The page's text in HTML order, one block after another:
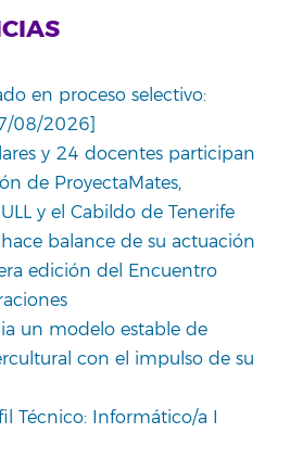
en proceso selectivo:
08/2026]
y 24 docentes participan
de ProyectaMates,
y el Cabildo de Tenerife
balance de su actuación
edición del Encuentro
un modelo estable de
con el impulso de su
Técnico: Informático/a I